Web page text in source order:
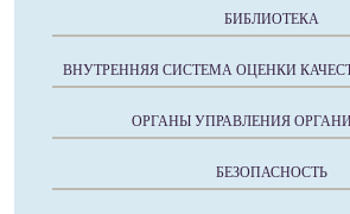
БИБЛИОТЕКА
ВНУТРЕННЯЯ СИСТЕМА ОЦЕНКИ
ОРГАНЫ УПРАВЛЕНИЯ
БЕЗОПАСНОСТЬ